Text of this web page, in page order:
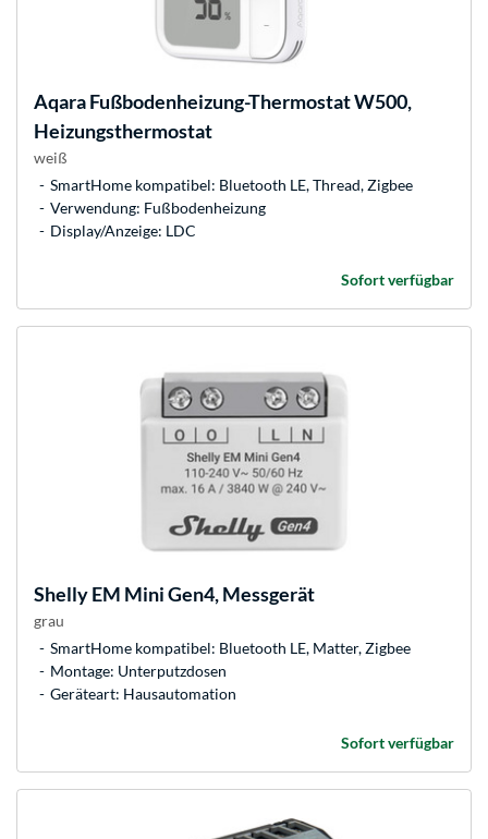
AqaraFußbodenheizung-Thermostat W500,
Heizungsthermostat
weiß
SmartHome kompatibel: Bluetooth LE, Thread, Zigbee
Verwendung: Fußbodenheizung
Display/Anzeige: LDC
Sofort verfügbar
ShellyEM Mini Gen4, Messgerät
grau
SmartHome kompatibel: Bluetooth LE, Matter, Zigbee
Montage: Unterputzdosen
Geräteart: Hausautomation
Sofort verfügbar